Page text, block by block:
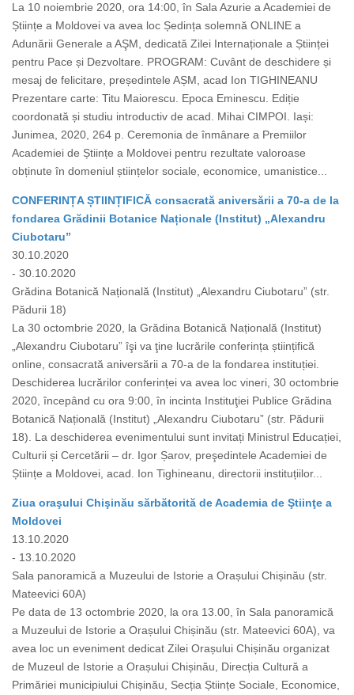
La 10 noiembrie 2020, ora 14:00, în Sala Azurie a Academiei de
Științe a Moldovei va avea loc Ședința solemnă ONLINE a
Adunării Generale a AŞM, dedicată Zilei Internaționale a Științei
pentru Pace și Dezvoltare. PROGRAM: Cuvânt de deschidere și
mesaj de felicitare, președintele AȘM, acad Ion TIGHINEANU
Prezentare carte: Titu Maiorescu. Epoca Eminescu. Ediție
coordonată și studiu introductiv de acad. Mihai CIMPOI. Iași:
Junimea, 2020, 264 p. Ceremonia de înmânare a Premiilor
Academiei de Științe a Moldovei pentru rezultate valoroase
obținute în domeniul științelor sociale, economice, umanistice...
CONFERINȚA ȘTIINȚIFICĂ consacrată aniversării a 70-a de la
fondarea Grădinii Botanice Naționale (Institut) „Alexandru
Ciubotaru”
30.10.2020
- 30.10.2020
Grădina Botanică Națională (Institut) „Alexandru Ciubotaru” (str.
Pădurii 18)
La 30 octombrie 2020, la Grădina Botanică Națională (Institut)
„Alexandru Ciubotaru” îşi va ţine lucrările conferința științifică
online, consacrată aniversării a 70-a de la fondarea instituției.
Deschiderea lucrărilor conferinței va avea loc vineri, 30 octombrie
2020, începând cu ora 9:00, în incinta Instituţiei Publice Grădina
Botanică Națională (Institut) „Alexandru Ciubotaru” (str. Pădurii
18). La deschiderea evenimentului sunt invitați Ministrul Educației,
Culturii și Cercetării – dr. Igor Șarov, preşedintele Academiei de
Științe a Moldovei, acad. Ion Tighineanu, directorii instituțiilor...
Ziua oraşului Chişinău sărbătorită de Academia de Ştiinţe a
Moldovei
13.10.2020
- 13.10.2020
Sala panoramică a Muzeului de Istorie a Orașului Chișinău (str.
Mateevici 60A)
Pe data de 13 octombrie 2020, la ora 13.00, în Sala panoramică
a Muzeului de Istorie a Orașului Chișinău (str. Mateevici 60A), va
avea loc un eveniment dedicat Zilei Orașului Chișinău organizat
de Muzeul de Istorie a Orașului Chișinău, Direcția Cultură a
Primăriei municipiului Chișinău, Secția Științe Sociale, Economice,